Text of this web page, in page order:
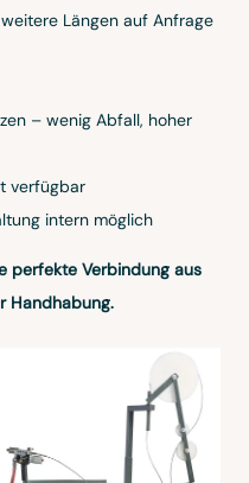
Längen auf Anfrage
– wenig Abfall, hoher
verfügbar
intern möglich
perfekte Verbindung aus
Handhabung.